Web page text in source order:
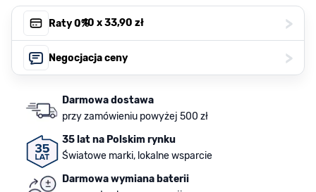
Raty 0%, 10 x33,90 zł >
Negocjacja ceny >
Darmowa dostawa
przy zamówieniu powyżej 500 zł
35 lat na Polskim rynku
Światowe marki, lokalne wsparcie
Darmowa wymiana baterii